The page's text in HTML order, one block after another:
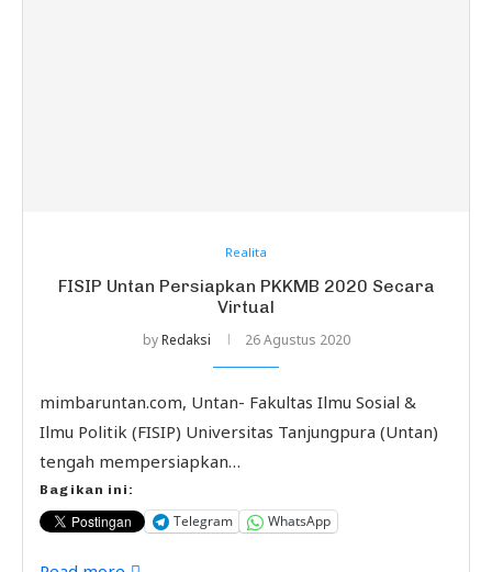
Realita
FISIP Untan Persiapkan PKKMB 2020 Secara
Virtual
byRedaksi 26 Agustus 2020
mimbaruntan.com, Untan- Fakultas Ilmu Sosial &
Ilmu Politik (FISIP) Universitas Tanjungpura (Untan)
tengah mempersiapkan…
Bagikan ini:
Telegram WhatsApp